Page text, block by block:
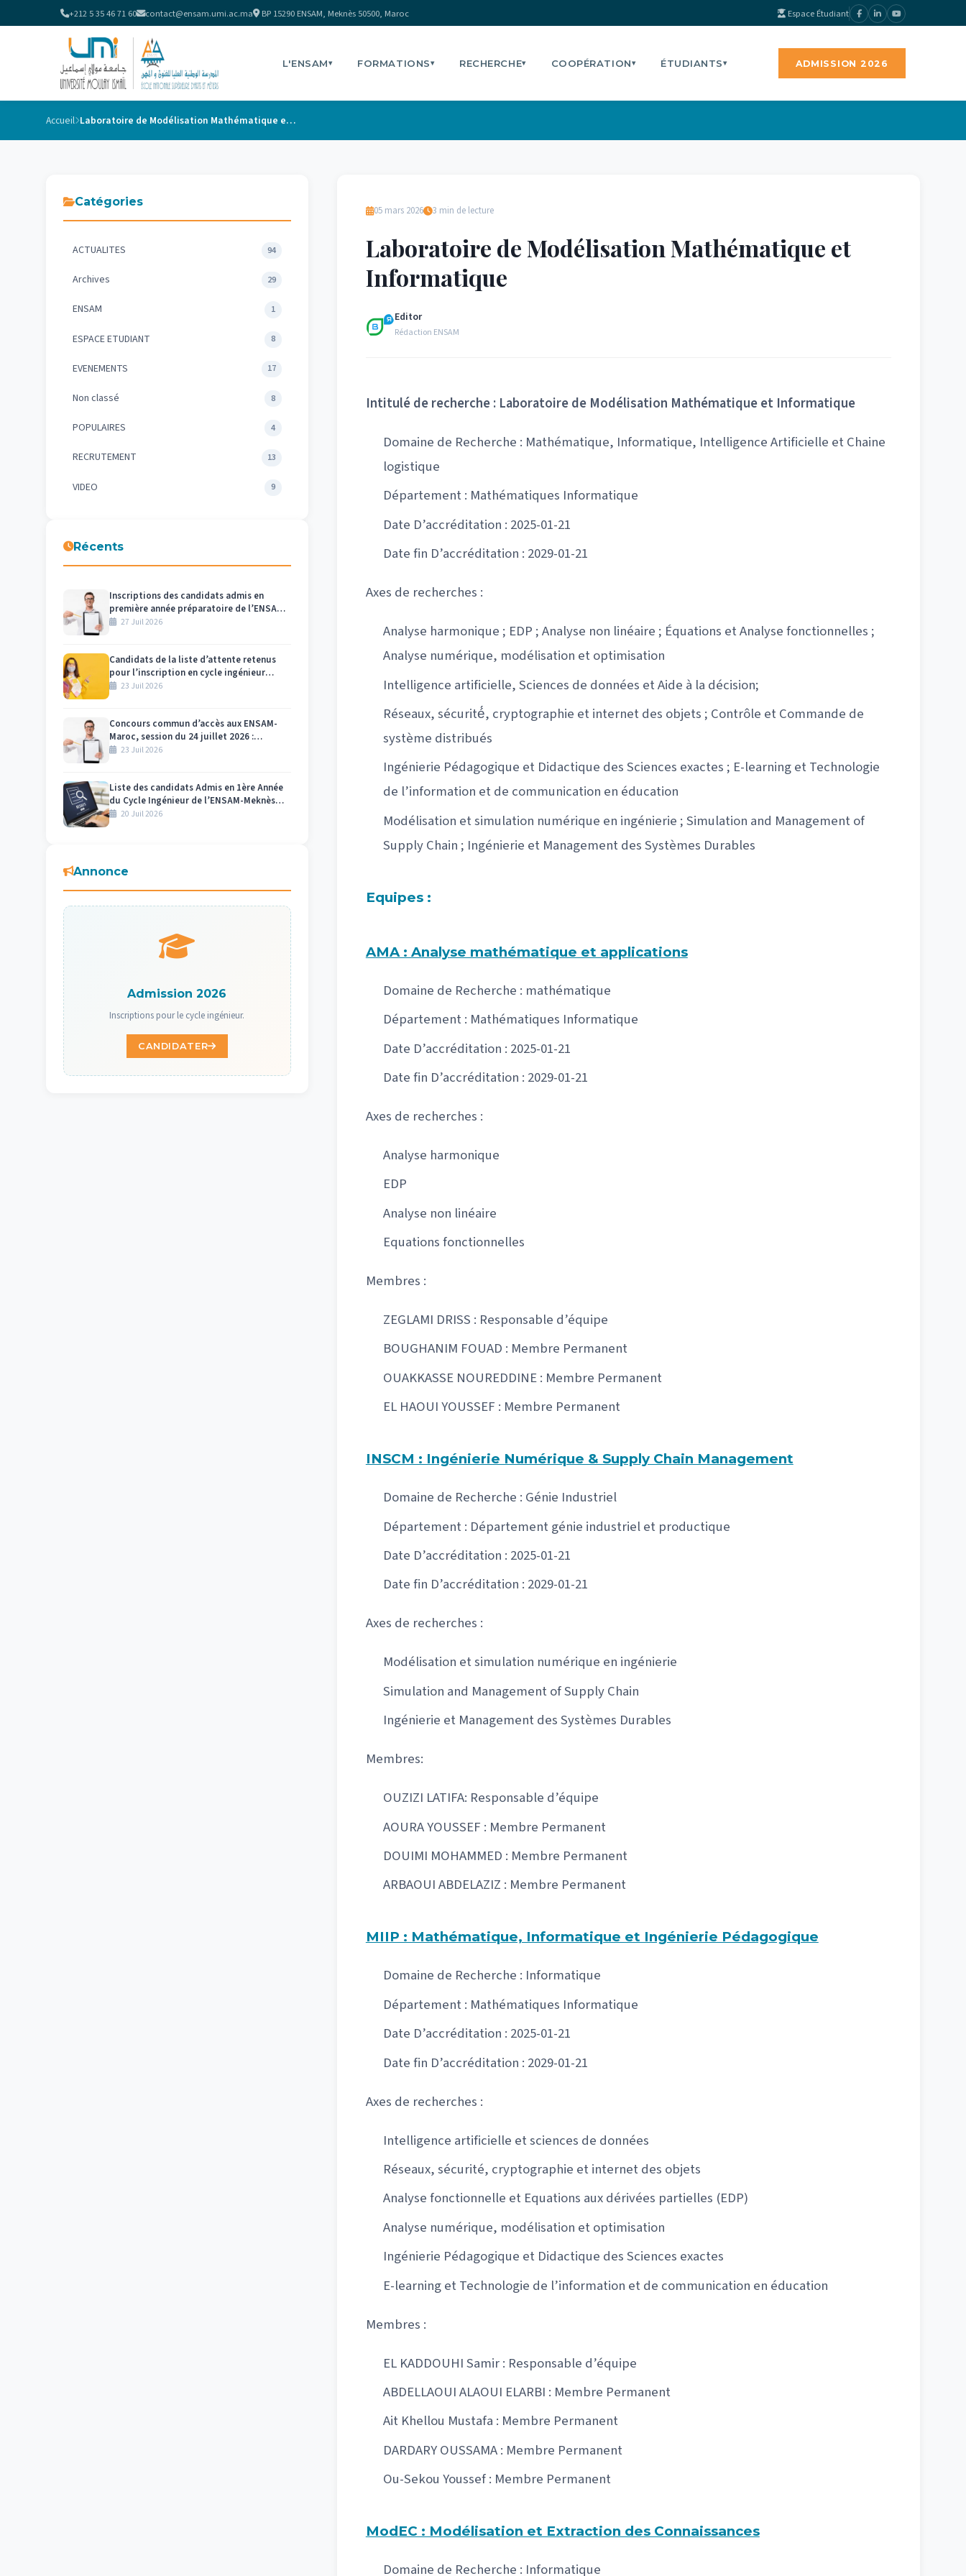
+212 5 35 46 71 60 contact@ensam.umi.ac.ma BP 15290 ENSAM, Meknès 50500, Maroc Espace Étudiant
L'ENSAM▾ FORMATIONS▾ RECHERCHE▾ COOPÉRATION▾ ÉTUDIANTS▾ ADMISSION 2026
Accueil Laboratoire de Modélisation Mathématique et Informatique
Catégories
ACTUALITES 94
Archives 29
ENSAM 1
ESPACE ETUDIANT 8
EVENEMENTS 17
Non classé 8
POPULAIRES 4
RECRUTEMENT 13
VIDEO 9
Récents
Inscriptions des candidats admis en
première année préparatoire de l’ENSAM
– Meknès au titre de l’année universitaire
27 Juil 2026
Candidats de la liste d’attente retenus
pour l’inscription en cycle ingénieur
ENSAM Meknès 2026-2027
23 Juil 2026
Concours commun d’accès aux ENSAM-
Maroc, session du 24 juillet 2026 :
Affectation des numéros des candidats et
23 Juil 2026
Liste des candidats Admis en 1ère Année
du Cycle Ingénieur de l’ENSAM-Meknès
2026-2027
20 Juil 2026
Annonce
Admission 2026
Inscriptions pour le cycle ingénieur.
CANDIDATER
05 mars 2026 3 min de lecture
Laboratoire de Modélisation Mathématique et
Informatique
Editor
Rédaction ENSAM
Intitulé de recherche : Laboratoire de Modélisation Mathématique et Informatique
Domaine de Recherche : Mathématique, Informatique, Intelligence Artificielle et Chaine
logistique
Département : Mathématiques Informatique
Date D’accréditation : 2025-01-21
Date fin D’accréditation : 2029-01-21
Axes de recherches :
Analyse harmonique ; EDP ; Analyse non linéaire ; Équations et Analyse fonctionnelles ;
Analyse numérique, modélisation et optimisation
Intelligence artificielle, Sciences de données et Aide à la décision;
Réseaux, sécurité́, cryptographie et internet des objets ; Contrôle et Commande de
système distribués
Ingénierie Pédagogique et Didactique des Sciences exactes ; E-learning et Technologie
de l’information et de communication en éducation
Modélisation et simulation numérique en ingénierie ; Simulation and Management of
Supply Chain ; Ingénierie et Management des Systèmes Durables
Equipes :
AMA : Analyse mathématique et applications
Domaine de Recherche : mathématique
Département : Mathématiques Informatique
Date D’accréditation : 2025-01-21
Date fin D’accréditation : 2029-01-21
Axes de recherches :
Analyse harmonique
EDP
Analyse non linéaire
Equations fonctionnelles
Membres :
ZEGLAMI DRISS : Responsable d’équipe
BOUGHANIM FOUAD : Membre Permanent
OUAKKASSE NOUREDDINE : Membre Permanent
EL HAOUI YOUSSEF : Membre Permanent
INSCM : Ingénierie Numérique & Supply Chain Management
Domaine de Recherche : Génie Industriel
Département : Département génie industriel et productique
Date D’accréditation : 2025-01-21
Date fin D’accréditation : 2029-01-21
Axes de recherches :
Modélisation et simulation numérique en ingénierie
Simulation and Management of Supply Chain
Ingénierie et Management des Systèmes Durables
Membres:
OUZIZI LATIFA: Responsable d’équipe
AOURA YOUSSEF : Membre Permanent
DOUIMI MOHAMMED : Membre Permanent
ARBAOUI ABDELAZIZ : Membre Permanent
MIIP : Mathématique, Informatique et Ingénierie Pédagogique
Domaine de Recherche : Informatique
Département : Mathématiques Informatique
Date D’accréditation : 2025-01-21
Date fin D’accréditation : 2029-01-21
Axes de recherches :
Intelligence artificielle et sciences de données
Réseaux, sécurité, cryptographie et internet des objets
Analyse fonctionnelle et Equations aux dérivées partielles (EDP)
Analyse numérique, modélisation et optimisation
Ingénierie Pédagogique et Didactique des Sciences exactes
E-learning et Technologie de l’information et de communication en éducation
Membres :
EL KADDOUHI Samir : Responsable d’équipe
ABDELLAOUI ALAOUI ELARBI : Membre Permanent
Ait Khellou Mustafa : Membre Permanent
DARDARY OUSSAMA : Membre Permanent
Ou-Sekou Youssef : Membre Permanent
ModEC : Modélisation et Extraction des Connaissances
Domaine de Recherche : Informatique